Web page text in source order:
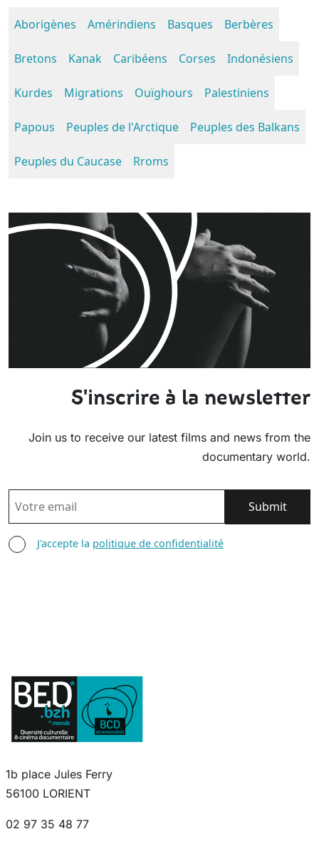
Aborigènes Amérindiens Basques Berbères
Bretons Kanak Caribéens Corses Indonésiens
Kurdes Migrations Ouïghours Palestiniens
Papous Peuples de l'Arctique Peuples des Balkans
Peuples du Caucase Rroms
S'inscrire à la newsletter
Join us to receive our latest films and news from the
documentary world.
EMAIL
AGREE TERMS
J'accepte la politique de confidentialité
1b place Jules Ferry
56100 LORIENT
02 97 35 48 77